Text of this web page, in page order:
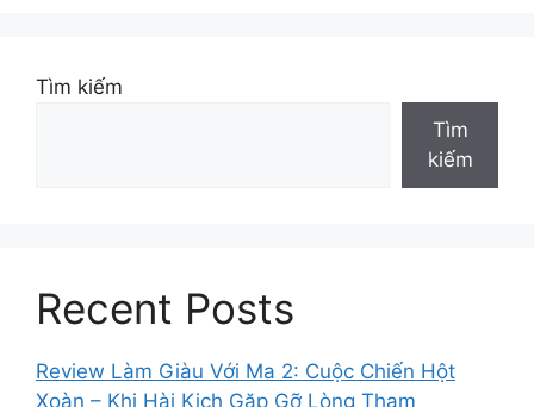
Tìm kiếm
Tìm
kiếm
Recent Posts
Review Làm Giàu Với Ma 2: Cuộc Chiến Hột
Xoàn – Khi Hài Kịch Gặp Gỡ Lòng Tham